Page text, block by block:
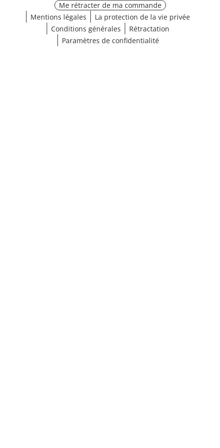
Me rétracter de ma commande
Mentions légales
La protection de la vie privée
Conditions générales
Rétractation
Paramètres de confidentialité